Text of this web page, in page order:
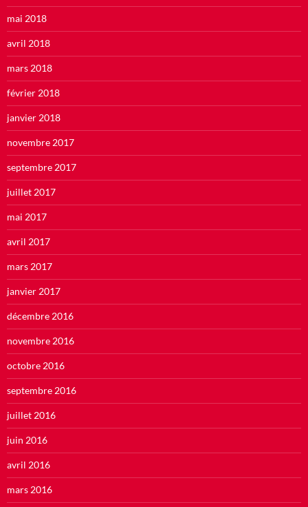
mai 2018
avril 2018
mars 2018
février 2018
janvier 2018
novembre 2017
septembre 2017
juillet 2017
mai 2017
avril 2017
mars 2017
janvier 2017
décembre 2016
novembre 2016
octobre 2016
septembre 2016
juillet 2016
juin 2016
avril 2016
mars 2016